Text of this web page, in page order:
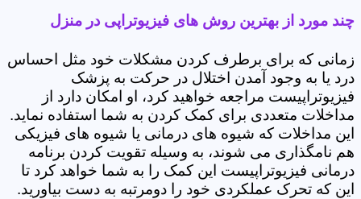
چند مورد از بهترین روش های فیزیوتراپی در منزل
زمانی که برای برطرف کردن مشکلات خود مثل احساس
درد یا به وجود آمدن اختلال در حرکت به پزشک
فیزیوتراپیست مراجعه خواهید کرد، او امکان دارد از
مداخلات متعددی برای کمک کردن به شما استفاده نماید.
این مداخلات که شیوه های درمانی یا شیوه های فیزیکی
هم نامگذاری می شوند، به وسیله تقویت کردن برنامه
درمانی فیزیوتراپیست این کمک را به شما خواهد کرد تا
این که تحرک عملکردی خود را دومرتبه به دست بیاورید.